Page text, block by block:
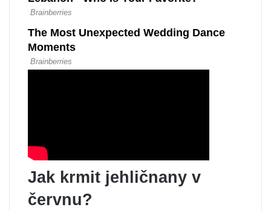
Jak krmit jehličnany v
červnu?